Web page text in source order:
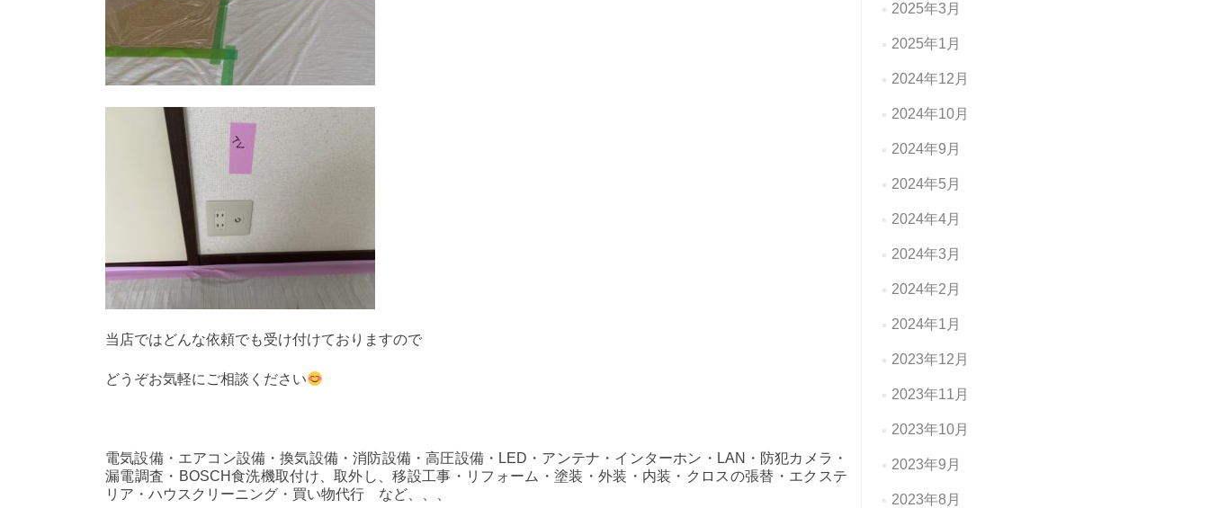
当店ではどんな依頼でも受け付けておりますので
どうぞお気軽にご相談ください
電気設備・エアコン設備・換気設備・消防設備・高圧設備・LED・アンテナ・インターホン・LAN・防犯カメラ・
漏電調査・BOSCH食洗機取付け、取外し、移設工事・リフォーム・塗装・外装・内装・クロスの張替・エクステ
リア・ハウスクリーニング・買い物代行 など、、、
2025年3月
2025年1月
2024年12月
2024年10月
2024年9月
2024年5月
2024年4月
2024年3月
2024年2月
2024年1月
2023年12月
2023年11月
2023年10月
2023年9月
2023年8月